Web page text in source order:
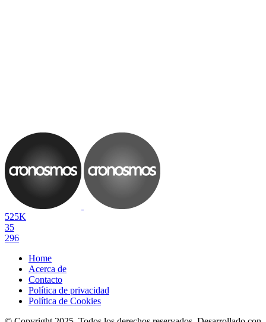
525K
35
296
Home
Acerca de
Contacto
Política de privacidad
Política de Cookies